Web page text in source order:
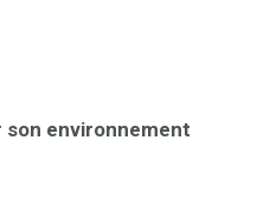
environnement